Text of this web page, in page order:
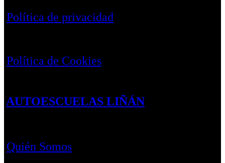
Política de privacidad
Política de Cookies
AUTOESCUELAS LIÑÁN
Quién Somos